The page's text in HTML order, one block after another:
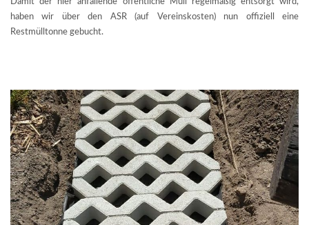
Damit der hier anfallende öffentliche Müll regelmäßig entsorgt wird,
haben wir über den ASR (auf Vereinskosten) nun offiziell eine
Restmülltonne gebucht.